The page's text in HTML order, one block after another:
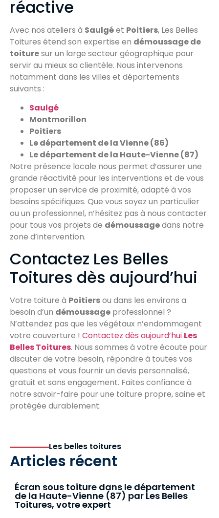
réactive
Avec nos ateliers à Saulgéet Poitiers, Les Belles
Toitures étend son expertise en démoussage de
toituresur un large secteur géographique pour
servir au mieux sa clientèle. Nous intervenons
notamment dans les villes et départements
suivants :
Saulgé
Montmorillon
Poitiers
Le département de la Vienne (86)
Le département de la Haute-Vienne (87)
Notre présence locale nous permet d’assurer une
grande réactivité pour les interventions et de vous
proposer un service de proximité, adapté à vos
besoins spécifiques. Que vous soyez un particulier
ou un professionnel, n’hésitez pas à nous contacter
pour tous vos projets de démoussagedans notre
zone d’intervention.
Contactez Les Belles
Toitures dès aujourd’hui
Votre toiture à Poitiersou dans les environs a
besoin d’un démoussage professionnel ?
N’attendez pas que les végétaux n’endommagent
votre couverture ! Contactez dès aujourd’hui Les
Belles Toitures. Nous sommes à votre écoute pour
discuter de votre besoin, répondre à toutes vos
questions et vous fournir un devis personnalisé,
gratuit et sans engagement. Faites confiance à
notre savoir-faire pour une toiture propre, saine et
protégée durablement.
Les belles toitures
Articles récent
Écran sous toiture dans le département
de la Haute-Vienne (87) par Les Belles
Toitures, votre expert